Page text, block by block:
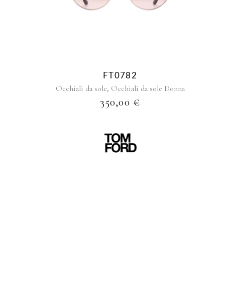
FT0782
Occhiali da sole, Occhiali da sole Donna
350,00 €